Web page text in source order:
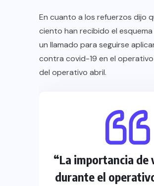
En cuanto a los refuerzos dijo
ciento han recibido el
un llamado para seguirse
contra covid-19 en el
del operativo abril.
“La importancia de
durante el